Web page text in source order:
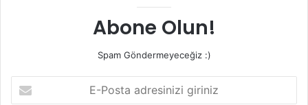
Abone Olun!
Spam Göndermeyeceğiz :)
Posta